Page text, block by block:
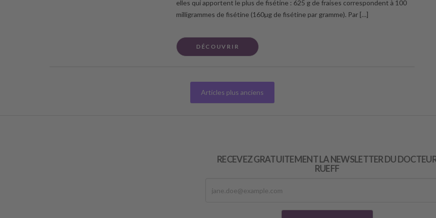
elles qui apportent le plus de fisétine : 625 g de fraises correspondent à 100
milligrammes de fisétine (160µg de fisétine par gramme). Par […]
DÉCOUVRIR
Articles plus anciens
RECEVEZ GRATUITEMENT LA NEWSLETTER DU
RUEFF